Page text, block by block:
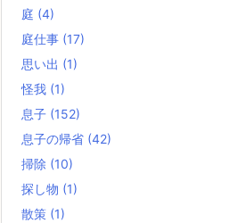
庭 (4)
庭仕事 (17)
思い出 (1)
怪我 (1)
息子 (152)
息子の帰省 (42)
掃除 (10)
探し物 (1)
散策 (1)